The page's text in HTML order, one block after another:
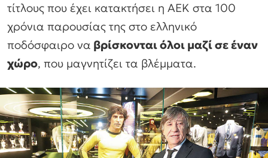
τίτλους που έχει κατακτήσει η ΑΕΚ στα 100
χρόνια παρουσίας της στο ελληνικό
ποδόσφαιρο να βρίσκονται όλοι μαζί σε έναν
χώρο, που μαγνητίζει τα βλέμματα.